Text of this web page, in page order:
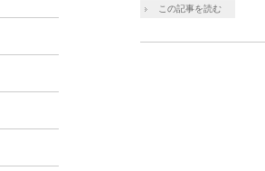
この記事を読む